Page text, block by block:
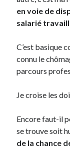
en voie de
salarié
C’est basique
connu le
parcours
Je croise les
Encore faut-il
se trouve soit
de la chance